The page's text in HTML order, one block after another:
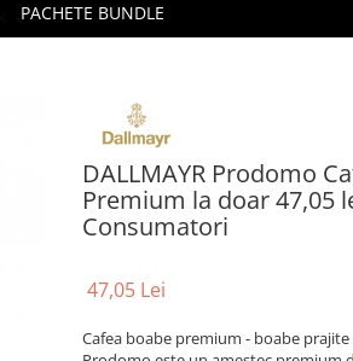
PACHETE BUNDLE
DALLMAYR Prodomo
Premium la doar 47,05
Consumatori
47,05 Lei
Cafea boabe premium - boabe